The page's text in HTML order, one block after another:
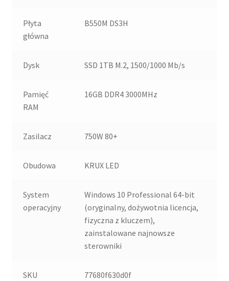
Płyta
główna
B550M DS3H
Dysk SSD 1TB M.2, 1500/1000 Mb/s
Pamięć
RAM
16GB DDR4 3000MHz
Zasilacz 750W 80+
Obudowa KRUX LED
System
operacyjny
Windows 10 Professional 64-bit
(oryginalny, dożywotnia licencja,
fizyczna z kluczem),
zainstalowane najnowsze
sterowniki
SKU 77680f630d0f